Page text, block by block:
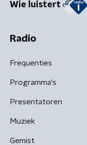
Wie luistert
Radio
Frequenties
Programma's
Presentatoren
Muziek
Gemist